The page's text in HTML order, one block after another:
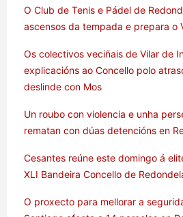
O Club de Tenis e Pádel de
ascensos da tempada e prepara o
Os colectivos veciñais de Vilar de
explicacións ao Concello polo
deslinde con Mos
Un roubo con violencia e unha
rematan con dúas detencións en
Cesantes reúne este domingo á
XLI Bandeira Concello de
O proxecto para mellorar a